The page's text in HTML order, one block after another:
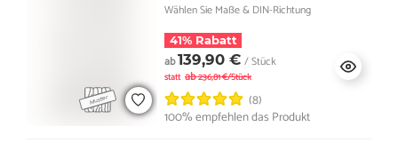
Wählen Sie Maße & DIN-Richtung
41% Rabatt
ab139,90 € / Stück
statt ab236,81 €/Stück
(8)
100% empfehlen das Produkt